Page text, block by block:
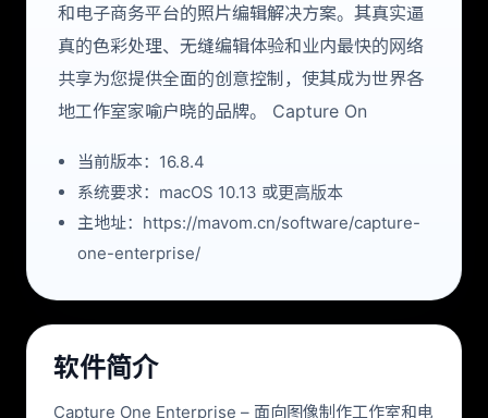
和电子商务平台的照片编辑解决方案。其真实逼
真的色彩处理、无缝编辑体验和业内最快的网络
共享为您提供全面的创意控制，使其成为世界各
地工作室家喻户晓的品牌。 Capture On
当前版本：16.8.4
系统要求：macOS 10.13 或更高版本
主地址：https://mavom.cn/software/capture-
one-enterprise/
软件简介
Capture One Enterprise – 面向图像制作工作室和电